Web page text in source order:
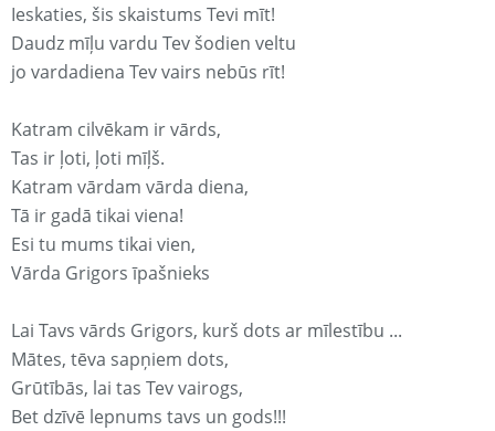
Ieskaties, šis skaistums Tevi mīt!
Daudz mīļu vardu Tev šodien veltu
jo vardadiena Tev vairs nebūs rīt!
Katram cilvēkam ir vārds,
Tas ir ļoti, ļoti mīļš.
Katram vārdam vārda diena,
Tā ir gadā tikai viena!
Esi tu mums tikai vien,
Vārda Grigors īpašnieks
Lai Tavs vārds Grigors, kurš dots ar mīlestību ...
Mātes, tēva sapņiem dots,
Grūtībās, lai tas Tev vairogs,
Bet dzīvē lepnums tavs un gods!!!